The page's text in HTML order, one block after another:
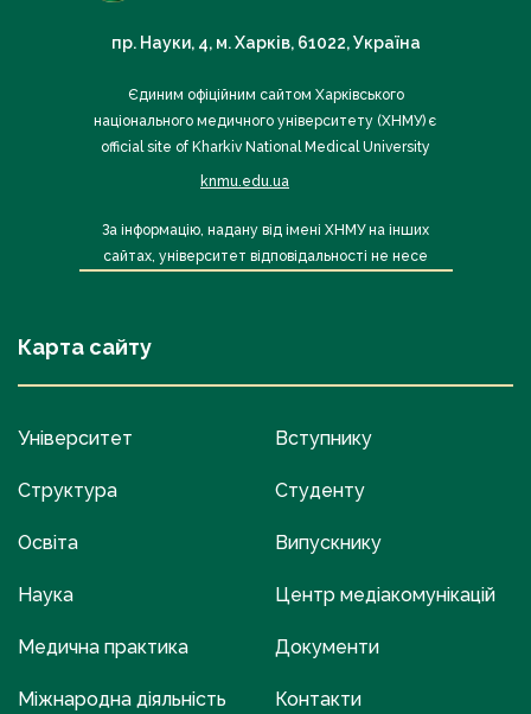
пр. Науки, 4, м. Харків, 61022, Україна
Єдиним офіційним сайтом Харківського
національного медичного університету (ХНМУ) є
official site of Kharkiv National Medical University
knmu.edu.ua
За інформацію, надану від імені ХНМУ на інших
сайтах, університет відповідальності не несе
Карта сайту
Університет
Структура
Освіта
Наука
Медична практика
Міжнародна діяльність
Вступнику
Студенту
Випускнику
Центр медіакомунікацій
Документи
Контакти